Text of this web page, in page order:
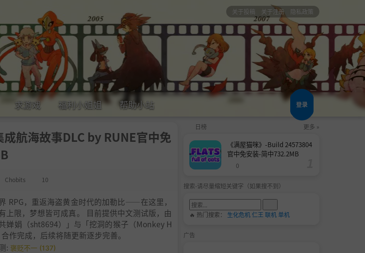
关于投稿 关于注册 隐私政策
求游戏 福利小姐姐 帮助小站 登录
航海故事DLC by RUNE官中免
Chobits 10
RPG，重返海盗黄金时代的加勒比——在这里，
上限，梦想皆可成真。 目前提供中文测试版，由
共婵娟（sht8694）」与「挖洞的猴子（Monkey H
作完成，后续将随更新逐步完善。
: 褒贬不一 (137)
日榜 更多 »
《满屋猫咪》-Build 24573804
官中免安装-简中732.2MB
0
搜索-请尽量缩短关键字（如果搜不到）
🔥 热门搜索： 生化危机仁王 联机单机
广告